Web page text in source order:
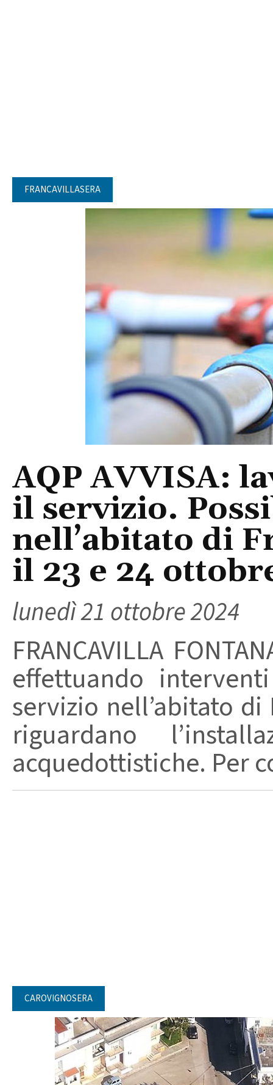
FRANCAVILLASERA
AQP AVVISA:
il servizio.
nell’abitato di
il 23 e 24
lunedì 21 ottobre 2024
FRANCAVILLA
effettuando
servizio nell’abitato
riguardano
acquedottistiche. Per
CAROVIGNOSERA